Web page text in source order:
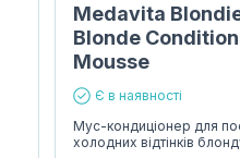
Medavita
Blonde
Mousse
Є в наявності
Мус-кондиціонер для
холодних відтінків